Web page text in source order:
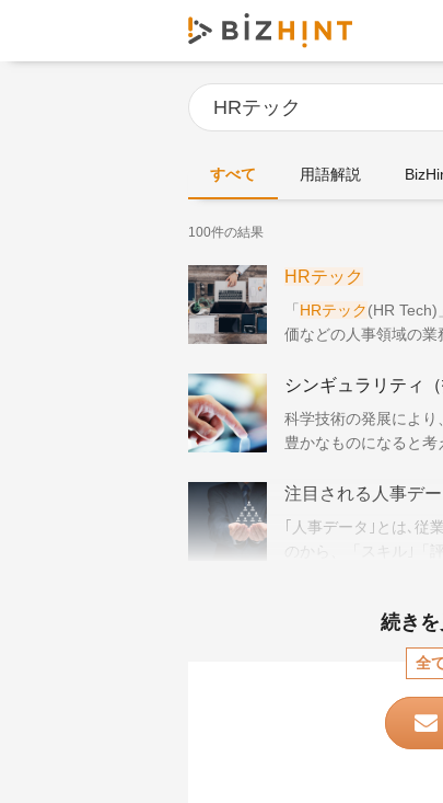
すべて 用語解説
100件の結果
HRテック
「 HRテック(HR
価などの人事領域の
シンギュラリティ
科学技術の発展によ
豊かなものになると
注目される人事デ
｢人事データ｣とは､従
のから、「スキル｣「
続き
全